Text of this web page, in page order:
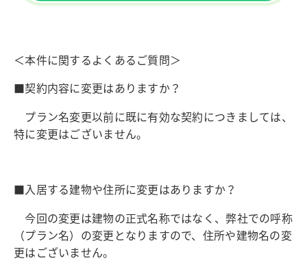
＜本件に関するよくあるご質問＞
■契約内容に変更はありますか？
プラン名変更以前に既に有効な契約につきましては、
特に変更はございません。
■入居する建物や住所に変更はありますか？
今回の変更は建物の正式名称ではなく、弊社での呼称
（プラン名）の変更となりますので、 住所や建物名の変
更はございません。